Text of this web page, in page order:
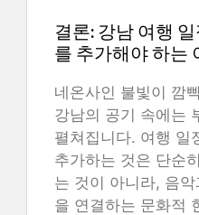
결론: 강남 여행
를 추가해야 하는
네온사인 불빛이 깜
강남의 공기 속에는
펼쳐집니다. 여행 일
추가하는 것은 단순
는 것이 아니라, 음
을 연결하는 문화적